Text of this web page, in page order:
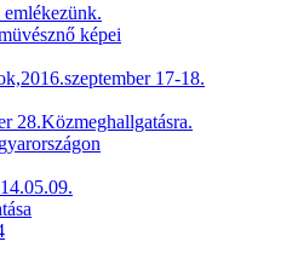
képei
17-18.
28.Közmeghallgatásra.